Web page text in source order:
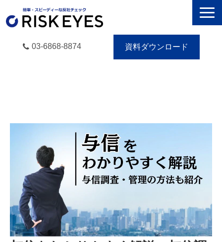
03-6868-8874 資料ダウンロード
セミナー／イベント
eBooks